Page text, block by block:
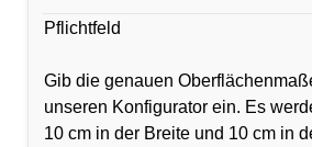
Pflichtfeld
Gib die genauen
unseren Konfigurator ein. Es
10 cm in der Breite und 10 cm in